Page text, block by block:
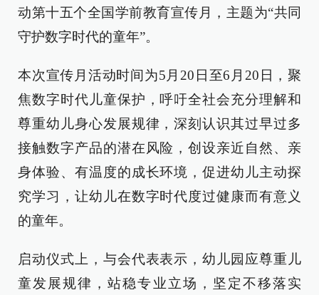
动第十五个全国学前教育宣传月，主题为“共同
守护数字时代的童年”。
本次宣传月活动时间为5月20日至6月20日，聚
焦数字时代儿童保护，呼吁全社会充分理解和
尊重幼儿身心发展规律，深刻认识其过早过多
接触数字产品的潜在风险，创设亲近自然、亲
身体验、有温度的成长环境，促进幼儿主动探
究学习，让幼儿在数字时代度过健康而有意义
的童年。
启动仪式上，与会代表表示，幼儿园应尊重儿
童发展规律，站稳专业立场，坚定不移落实